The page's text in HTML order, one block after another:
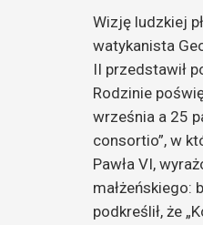
Wizję ludzkiej
watykanista
II przedstawił
Rodzinie
września a 25
consortio”, w
Pawła VI,
małżeńskiego:
podkreślił, że